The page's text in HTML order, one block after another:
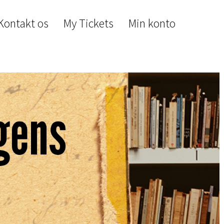
os My Tickets Min konto